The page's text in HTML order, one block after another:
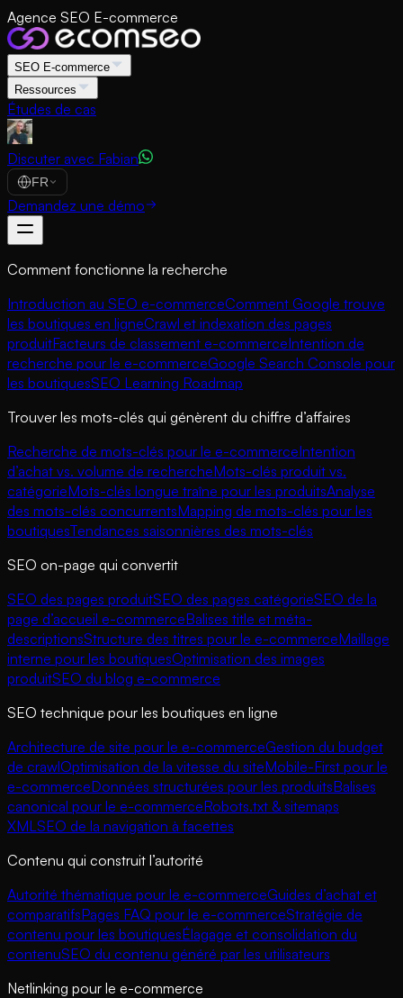
Agence SEO E-commerce
SEO E-commerce
Ressources
Études de cas
Discuter avec Fabian
FR
Demandez une démo
Comment fonctionne la recherche
Introduction au SEO e-commerceComment Google trouve
les boutiques en ligneCrawl et indexation des pages
produitFacteurs de classement e-commerceIntention de
recherche pour le e-commerceGoogle Search Console pour
les boutiquesSEO Learning Roadmap
Trouver les mots-clés qui génèrent du chiffre d’affaires
Recherche de mots-clés pour le e-commerceIntention
d’achat vs. volume de rechercheMots-clés produit vs.
catégorieMots-clés longue traîne pour les produitsAnalyse
des mots-clés concurrentsMapping de mots-clés pour les
boutiquesTendances saisonnières des mots-clés
SEO on-page qui convertit
SEO des pages produitSEO des pages catégorieSEO de la
page d’accueil e-commerceBalises title et méta-
descriptionsStructure des titres pour le e-commerceMaillage
interne pour les boutiquesOptimisation des images
produitSEO du blog e-commerce
SEO technique pour les boutiques en ligne
Architecture de site pour le e-commerceGestion du budget
de crawlOptimisation de la vitesse du siteMobile-First pour le
e-commerceDonnées structurées pour les produitsBalises
canonical pour le e-commerceRobots.txt & sitemaps
XMLSEO de la navigation à facettes
Contenu qui construit l’autorité
Autorité thématique pour le e-commerceGuides d’achat et
comparatifsPages FAQ pour le e-commerceStratégie de
contenu pour les boutiquesÉlagage et consolidation du
contenuSEO du contenu généré par les utilisateurs
Netlinking pour le e-commerce